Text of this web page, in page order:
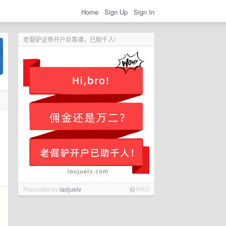
Home Sign Up Sign In
老倔驴证券开户巨靠谱，已助千人!
Promoted bylaojuelv PRO